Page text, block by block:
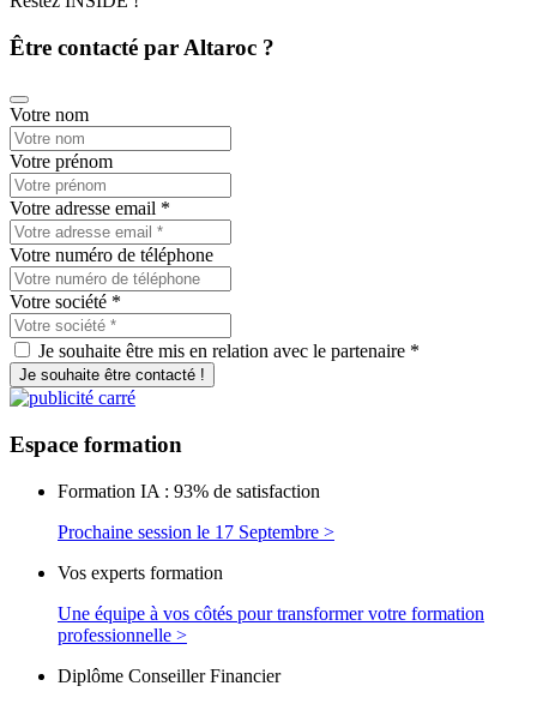
Être contacté par Altaroc ?
Votre nom
Votre prénom
Votre adresse email *
Votre numéro de téléphone
Votre société *
Je souhaite être mis en relation avec le partenaire *
Je souhaite être contacté !
Espace formation
Formation IA : 93% de satisfaction
Prochaine session le 17 Septembre >
Vos experts formation
Une équipe à vos côtés pour transformer votre formation
professionnelle >
Diplôme Conseiller Financier